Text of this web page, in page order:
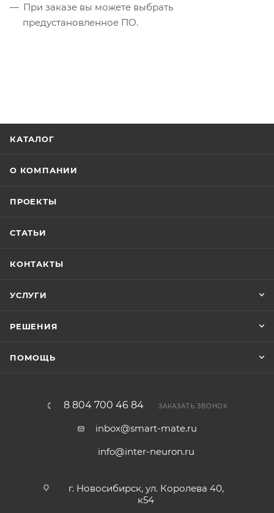
При заказе вы можете выбрать
предустановленное ПО.
КАТАЛОГ
О КОМПАНИИ
ПРОЕКТЫ
СТАТЬИ
КОНТАКТЫ
УСЛУГИ
РЕШЕНИЯ
ПОМОЩЬ
8 804 700 46 84 ЗАКАЗАТЬ ЗВОНОК
inbox@smart-mate.ru
info@inter-neuron.ru
г. Новосибирск, ул. Королева 40,
к54